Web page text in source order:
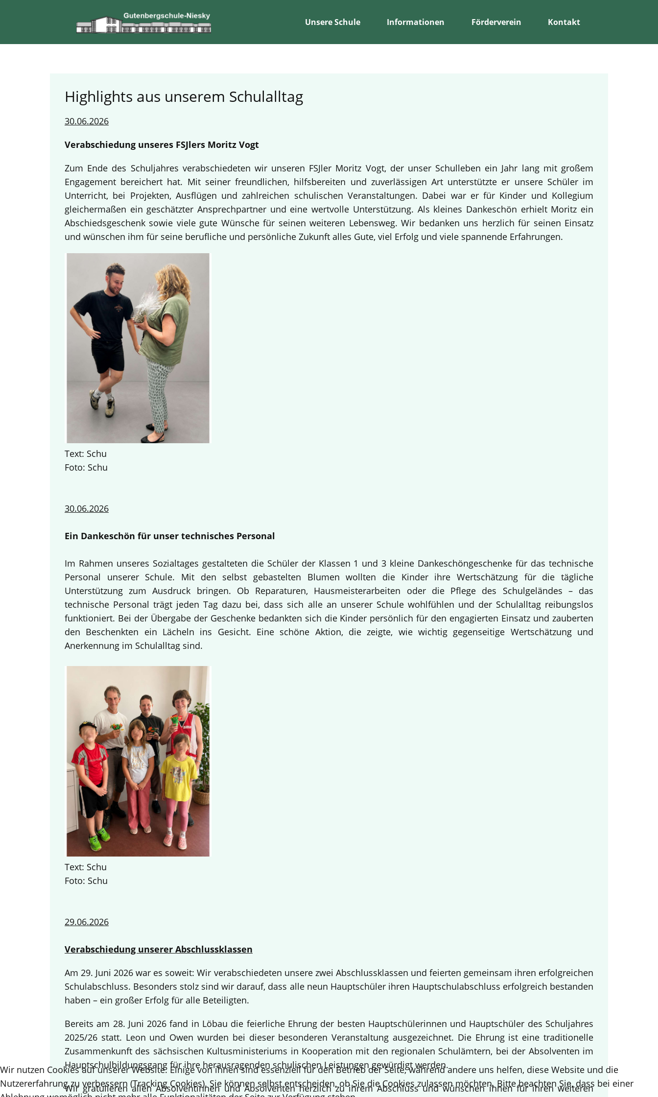
Unsere Schule Informationen Förderverein Kontakt
Highlights aus unserem Schulalltag
30.06.2026
Verabschiedung unseres FSJlers Moritz Vogt
Zum Ende des Schuljahres verabschiedeten wir unseren FSJler Moritz Vogt, der unser Schulleben ein Jahr lang mit großem
Engagement bereichert hat. Mit seiner freundlichen, hilfsbereiten und zuverlässigen Art unterstützte er unsere Schüler im
Unterricht, bei Projekten, Ausflügen und zahlreichen schulischen Veranstaltungen. Dabei war er für Kinder und Kollegium
gleichermaßen ein geschätzter Ansprechpartner und eine wertvolle Unterstützung. Als kleines Dankeschön erhielt Moritz ein
Abschiedsgeschenk sowie viele gute Wünsche für seinen weiteren Lebensweg. Wir bedanken uns herzlich für seinen Einsatz
und wünschen ihm für seine berufliche und persönliche Zukunft alles Gute, viel Erfolg und viele spannende Erfahrungen.
Text: Schu
Foto: Schu
30.06.2026
Ein Dankeschön für unser technisches Personal
Im Rahmen unseres Sozialtages gestalteten die Schüler der Klassen 1 und 3 kleine Dankeschöngeschenke für das technische
Personal unserer Schule. Mit den selbst gebastelten Blumen wollten die Kinder ihre Wertschätzung für die tägliche
Unterstützung zum Ausdruck bringen. Ob Reparaturen, Hausmeisterarbeiten oder die Pflege des Schulgeländes – das
technische Personal trägt jeden Tag dazu bei, dass sich alle an unserer Schule wohlfühlen und der Schulalltag reibungslos
funktioniert. Bei der Übergabe der Geschenke bedankten sich die Kinder persönlich für den engagierten Einsatz und zauberten
den Beschenkten ein Lächeln ins Gesicht. Eine schöne Aktion, die zeigte, wie wichtig gegenseitige Wertschätzung und
Anerkennung im Schulalltag sind.
Text: Schu
Foto: Schu
29.06.2026
Verabschiedung unserer Abschlussklassen
Am 29. Juni 2026 war es soweit: Wir verabschiedeten unsere zwei Abschlussklassen und feierten gemeinsam ihren erfolgreichen
Schulabschluss. Besonders stolz sind wir darauf, dass alle neun Hauptschüler ihren Hauptschulabschluss erfolgreich bestanden
haben – ein großer Erfolg für alle Beteiligten.
Bereits am 28. Juni 2026 fand in Löbau die feierliche Ehrung der besten Hauptschülerinnen und Hauptschüler des Schuljahres
2025/26 statt. Leon und Owen wurden bei dieser besonderen Veranstaltung ausgezeichnet. Die Ehrung ist eine traditionelle
Zusammenkunft des sächsischen Kultusministeriums in Kooperation mit den regionalen Schulämtern, bei der Absolventen im
Hauptschulbildungsgang für ihre herausragenden schulischen Leistungen gewürdigt werden.
Wir gratulieren allen Absolventinnen und Absolventen herzlich zu ihrem Abschluss und wünschen ihnen für ihren weiteren
Wir nutzen Cookies auf unserer Website. Einige von ihnen sind essenziell für den Betrieb der Seite, während andere uns helfen, diese Website und die
Nutzererfahrung zu verbessern (Tracking Cookies). Sie können selbst entscheiden, ob Sie die Cookies zulassen möchten. Bitte beachten Sie, dass bei einer